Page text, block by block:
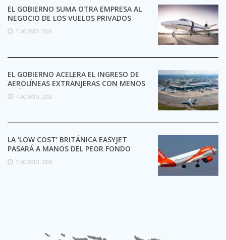
EL GOBIERNO SUMA OTRA EMPRESA AL
NEGOCIO DE LOS VUELOS PRIVADOS
7 AGOSTO, 2026
EL GOBIERNO ACELERA EL INGRESO DE
AEROLÍNEAS EXTRANJERAS CON MENOS
TRÁMITES
7 AGOSTO, 2026
LA ‘LOW COST’ BRITÁNICA EASYJET
PASARÁ A MANOS DEL PEOR FONDO
POSIBLE:
7 AGOSTO, 2026